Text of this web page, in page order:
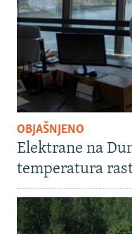
OBJAŠNJENO
Elektrane na
temperatura